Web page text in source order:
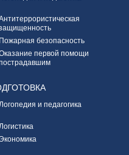
Пожарная безопасность
первой помощи
и педагогика